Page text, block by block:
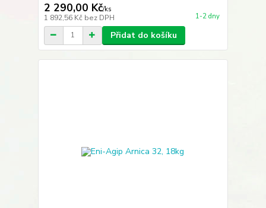
2 290,00 Kč/ks
1 892,56 Kč bez DPH 1-2 dny
Přidat do košíku